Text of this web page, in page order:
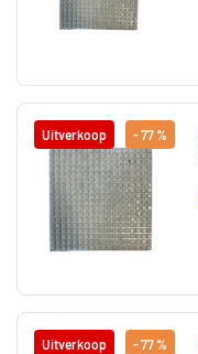
Uitverkoop - 77 %
Uitverkoop - 77 %